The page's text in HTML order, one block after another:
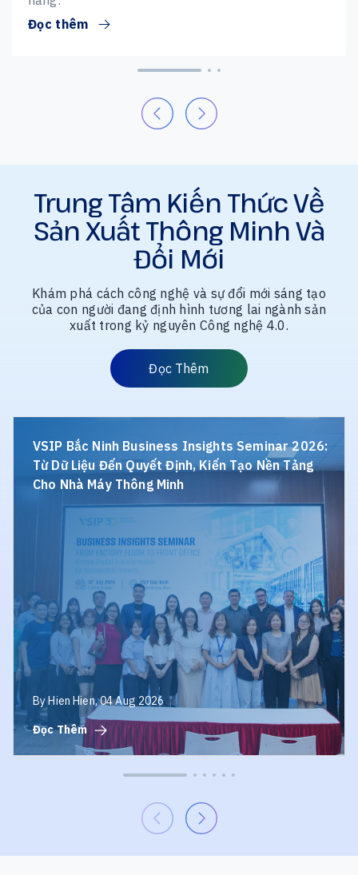
Đọc thêm
Trung Tâm Kiến Thức Về
Sản Xuất Thông Minh Và
Đổi Mới
Khám phá cách công nghệ và sự đổi mới sáng tạo
của con người đang định hình tương lai ngành sản
xuất trong kỷ nguyên Công nghệ 4.0.
Đọc Thêm
Thêm
VSIP Bắc Ninh Business Insights Seminar 2026:
Từ Dữ Liệu Đến Quyết Định, Kiến Tạo Nền Tảng
Cho Nhà Máy Thông Minh
By Hien Hien, 04 Aug 2026
Đọc Thêm
Bắc
Ninh
Business
Liệu
Đến
Quyết
Định,
Kiến
Tạo
Nền
Tảng
Cho